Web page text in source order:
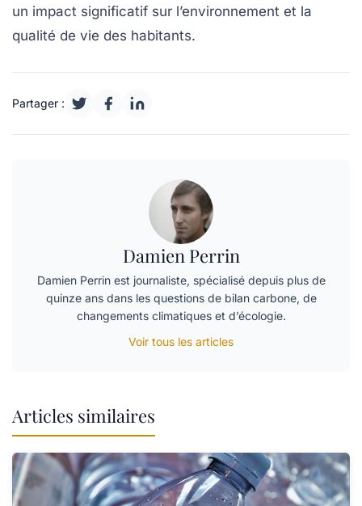
un impact significatif sur l’environnement et la
qualité de vie des habitants.
Partager :
Damien Perrin
Damien Perrin est journaliste, spécialisé depuis plus de
quinze ans dans les questions de bilan carbone, de
changements climatiques et d’écologie.
Voir tous les articles
Articles similaires